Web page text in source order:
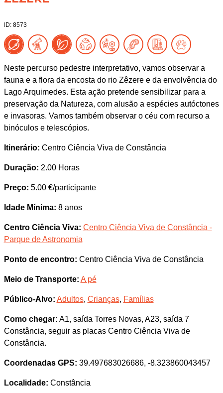
ID: 8573
Neste percurso pedestre interpretativo, vamos observar a
fauna e a flora da encosta do rio Zêzere e da envolvência do
Lago Arquimedes. Esta ação pretende sensibilizar para a
preservação da Natureza, com alusão a espécies autóctones
e invasoras. Vamos também observar o céu com recurso a
binóculos e telescópios.
Itinerário: Centro Ciência Viva de Constância
Duração: 2.00 Horas
Preço: 5.00 €/participante
Idade Mínima: 8 anos
Centro Ciência Viva: Centro Ciência Viva de Constância -
Parque de Astronomia
Ponto de encontro: Centro Ciência Viva de Constância
Meio de Transporte: A pé
Público-Alvo: Adultos, Crianças, Famílias
Como chegar: A1, saída Torres Novas, A23, saída 7
Constância, seguir as placas Centro Ciência Viva de
Constância.
Coordenadas GPS: 39.497683026686, -8.323860043457
Localidade: Constância